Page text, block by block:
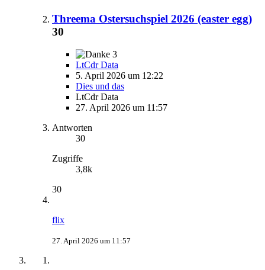
Threema Ostersuchspiel 2026 (easter egg)
30
3
LtCdr Data
5. April 2026 um 12:22
Dies und das
LtCdr Data
27. April 2026 um 11:57
Antworten
30
Zugriffe
3,8k
30
flix
27. April 2026 um 11:57